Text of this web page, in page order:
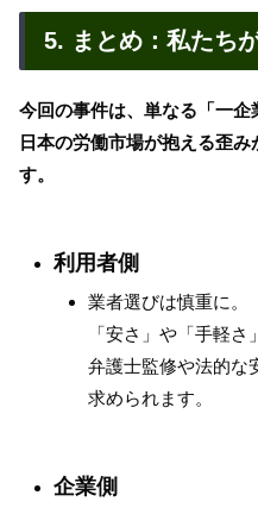
5. まとめ：私たち
今回の事件は、単なる「一企
日本の労働市場が抱える歪
す。
利用者側
業者選びは慎重に。
「安さ」や「手軽さ
弁護士監修や法的な
求められます。
企業側